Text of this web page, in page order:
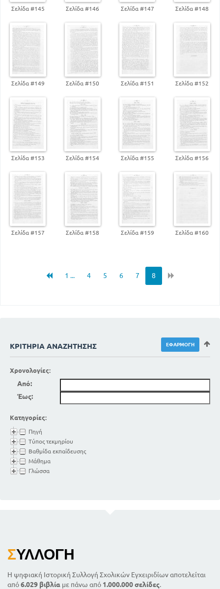
Σελίδα #145 Σελίδα #146 Σελίδα #147 Σελίδα #148
Σελίδα #149 Σελίδα #150 Σελίδα #151 Σελίδα #152
Σελίδα #153 Σελίδα #154 Σελίδα #155 Σελίδα #156
Σελίδα #157 Σελίδα #158 Σελίδα #159 Σελίδα #160
1 ... 4 5 6 7 8
ΚΡΙΤΉΡΙΑ ΑΝΑΖΉΤΗΣΗΣ
Χρονολογίες:
Από:
Έως:
Κατηγορίες:
Πηγή
Τύπος τεκμηρίου
Βαθμίδα εκπαίδευσης
Μάθημα
Γλώσσα
ΣΥΛΛΟΓΉ
Η ψηφιακή Ιστορική Συλλογή Σχολικών Εγχειριδίων αποτελείται
από6.029 βιβλία με πάνω από 1.000.000 σελίδες.